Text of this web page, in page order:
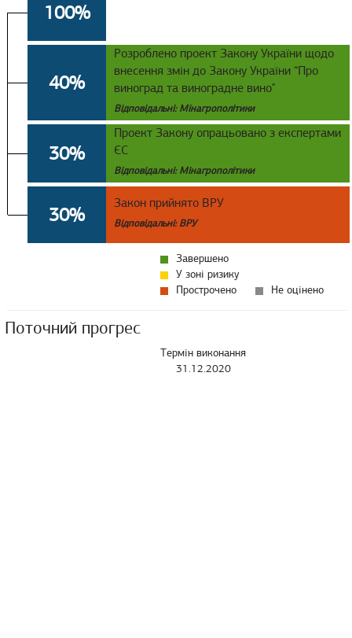
100%
40%
Розроблено проект Закону України щодо
внесення змін до Закону України “Про
виноград та виноградне вино"
Відповідальні: Мінагрополітики
30%
Проект Закону опрацьовано з експертами
ЄС
Відповідальні: Мінагрополітики
30% Закон прийнято ВРУ
Відповідальні: ВРУ
Завершено
У зоні ризику
Прострочено
Не оцінено
Поточний прогрес
Термін виконання
31.12.2020